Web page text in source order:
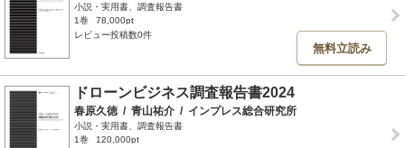
小説・実用書、調査報告書
1巻
78,000pt
レビュー投稿数0件
無料立読み
ドローンビジネス調査報告書2024
春原久徳 / 青山祐介 / インプレス総合研究所
小説・実用書、調査報告書
1巻
120,000pt